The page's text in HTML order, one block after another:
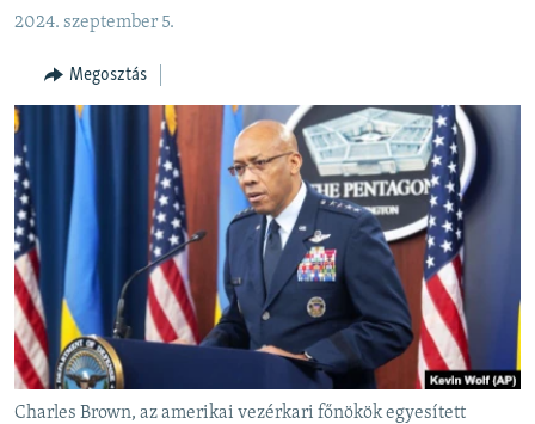
NER15
SZABADON
TÁRSADALOM
DEMOKRÁCIA
A PÉNZ NYOMÁBAN
EURÓPAI UNIÓ
VILÁG
KLÍMAVÁLTOZÁS
A MÚLT TANULSÁGAI
2024. szeptember 5.
Megosztás
Charles Brown, az amerikai vezérkari főnökök egyesített